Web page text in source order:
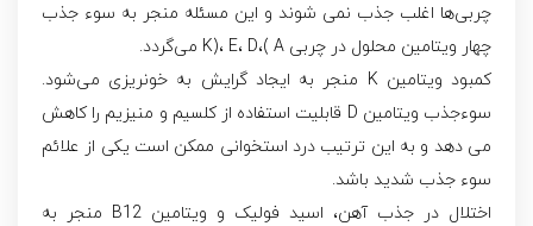
چربى‌ها اغلب جذب نمى‌ شوند و این مسئله منجر به سوء جذب
چهار ویتامین محلول در چربى K)، E، D،( A مى‌گردد.
کمبود ویتامین K منجر به ایجاد گرایش به خونریزى مى‌شود.
سوءجذب ویتامین D قابلیت استفاده از کلسیم و منیزیم را کاهش
مى‌ دهد و به این ترتیب درد استخوانى ممکن است یکى از علائم
سوء جذب شدید باشد.
اختلال در جذب آهن، اسید فولیک و ویتامین B12 منجر به